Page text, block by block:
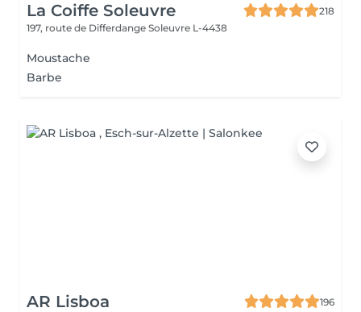
La Coiffe Soleuvre
218
197, route de Differdange Soleuvre L-4438
Moustache
Barbe
AR Lisboa
196